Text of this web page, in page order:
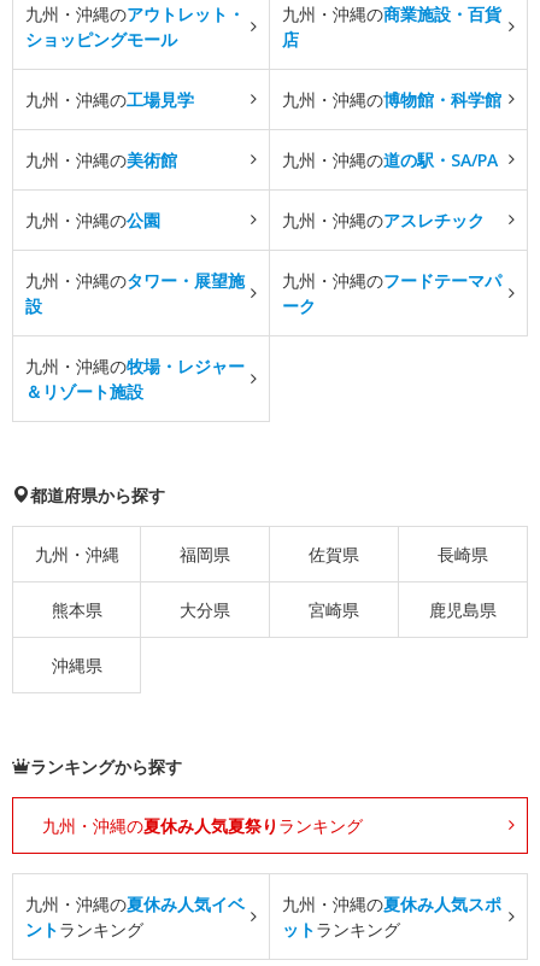
九州・沖縄のアウトレット・
ショッピングモール
九州・沖縄の商業施設・百貨
店
九州・沖縄の工場見学 九州・沖縄の博物館・科学館
九州・沖縄の美術館 九州・沖縄の道の駅・SA/PA
九州・沖縄の公園 九州・沖縄のアスレチック
九州・沖縄のタワー・展望施
設
九州・沖縄のフードテーマパ
ーク
九州・沖縄の牧場・レジャー
＆リゾート施設
都道府県から探す
九州・沖縄 福岡県 佐賀県 長崎県
熊本県 大分県 宮崎県 鹿児島県
沖縄県
ランキングから探す
九州・沖縄の夏休み人気夏祭り ランキング
九州・沖縄の夏休み人気イベ
ントランキング
九州・沖縄の夏休み人気スポ
ットランキング